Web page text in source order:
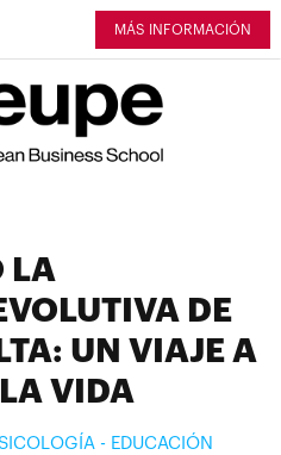
MÁS INFORMACIÓN
LA
DE
UN VIAJE A
VIDA
- EDUCACIÓN